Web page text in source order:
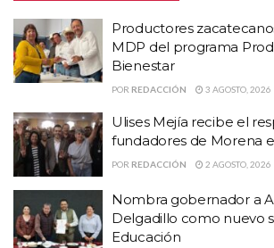
RELACIONADAS
Productores zacatecanos
del programa Producción para el
fundadores de Morena en
Nombra gobernador a Armando
Productores
MDP del programa
Bienestar
POR REDACCIÓN 3 AGOSTO, 2026
Ulises Mejía recibe el
fundadores de Morena
POR REDACCIÓN 2 AGOSTO, 2026
Nombra gobernador a
Delgadillo como nuevo
Educación